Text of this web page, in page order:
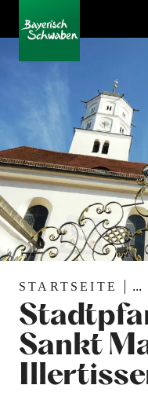
STARTSEITE ...
Sankt